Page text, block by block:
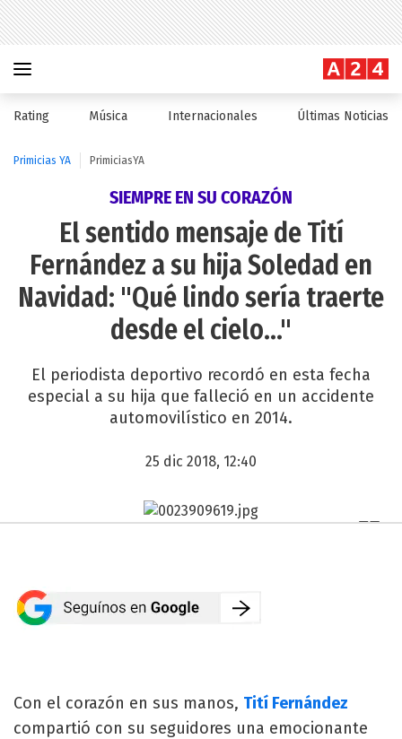
Rating Música Internacionales Últimas Noticias
Primicias YA PrimiciasYA
SIEMPRE EN SU CORAZÓN
El sentido mensaje de Tití
Fernández a su hija Soledad en
Navidad: "Qué lindo sería traerte
desde el cielo..."
El periodista deportivo recordó en esta fecha
especial a su hija que falleció en un accidente
automovilístico en 2014.
25 dic 2018, 12:40
Con el corazón en sus manos, Tití Fernández
compartió con su seguidores una emocionante